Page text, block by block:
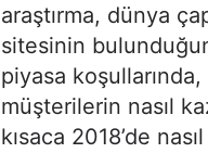
araştırma, dünya
sitesinin
piyasa
müşterilerin nasıl
kısaca 2018’de